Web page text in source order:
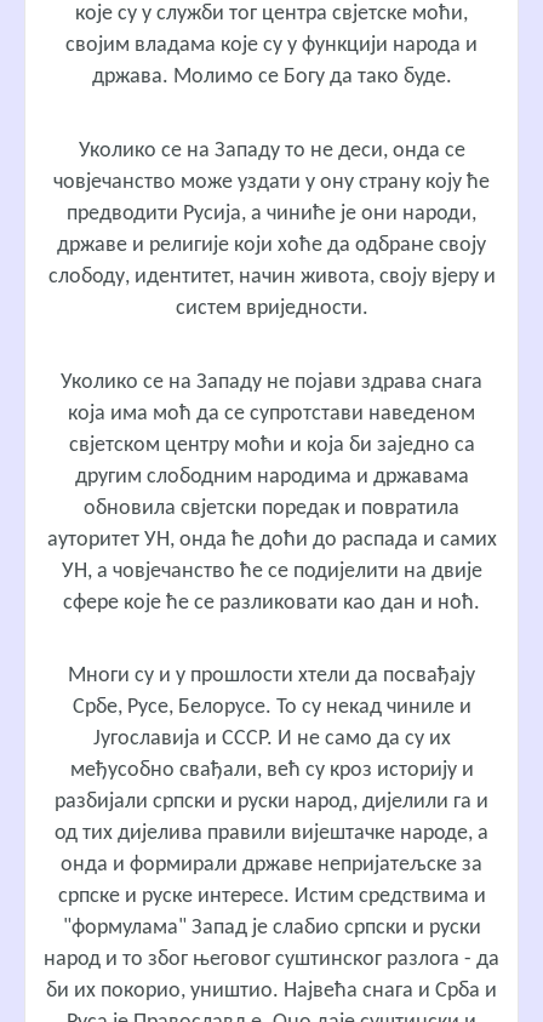
које су у служби тог центра свјетске моћи,
својим владама које су у функцији народа и
држава. Молимо се Богу да тако буде.
Уколико се на Западу то не деси, онда се
човјечанство може уздати у ону страну коју ће
предводити Русија, а чиниће је они народи,
државе и религије који хоће да одбране своју
слободу, идентитет, начин живота, своју вјеру и
систем вриједности.
Уколико се на Западу не појави здрава снага
која има моћ да се супротстави наведеном
свјетском центру моћи и која би заједно са
другим слободним народима и државама
обновила свјетски поредак и повратила
ауторитет УН, онда ће доћи до распада и самих
УН, а човјечанство ће се подијелити на двије
сфере које ће се разликовати као дан и ноћ.
Многи су и у прошлости хтели да посвађају
Србе, Русе, Белорусе. То су некад чиниле и
Југославија и СССР. И не само да су их
међусобно свађали, већ су кроз историју и
разбијали српски и руски народ, дијелили га и
од тих дијелива правили вијештачке народе, а
онда и формирали државе непријатељске за
српске и руске интересе. Истим средствима и
"формулама" Запад је слабио српски и руски
народ и то због његовог суштинског разлога - да
би их покорио, уништио. Највећа снага и Срба и